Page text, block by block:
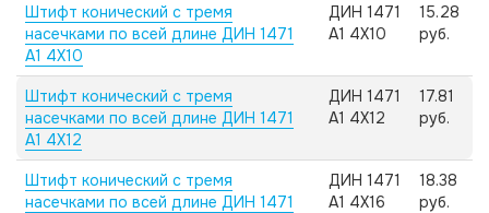
Штифт конический с тремя
насечками по всей длине ДИН 1471
А1 4X10
ДИН 1471
А1 4X10
15.28
руб.
Штифт конический с тремя
насечками по всей длине ДИН 1471
А1 4X12
ДИН 1471
А1 4X12
17.81
руб.
Штифт конический с тремя
насечками по всей длине ДИН 1471
ДИН 1471
А1 4X16
18.38
руб.